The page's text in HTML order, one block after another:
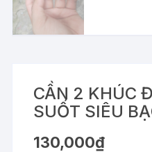
CẦN 2 KHÚC
SUỐT SIÊU
130,000₫